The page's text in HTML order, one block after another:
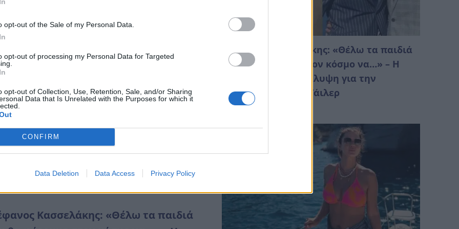
opt-out of the Sale of my Personal Data.
opt-out of processing my Personal Data for Targeted
opt-out of Collection, Use, Retention, Sale, and/or Sharing
Data that Is Unrelated with the Purposes for which it
CONFIRM
Data Deletion Data Access Privacy Policy
έλεγε στους αστυνομικούς η 34χρονη...
περισσότερα
πένθος για τον Λιονέλ Μέσι – Πέθανε ο
του
2026 18:14
για τον Μέσι: Πέθανε στα 68 του χρόνια ο
του, Χόρχε -...
περισσότερα
Κασσελάκης: «Θέλω τα παιδιά
Στέφανος Κασσελάκης: «Θέλω τα παιδιά
που θα φέρουμε στον κόσμο να…» – Η
συγκινητική αποκάλυψη για την
οικογένεια με τον Τάιλερ
8 Αυγούστου 2026 16:04